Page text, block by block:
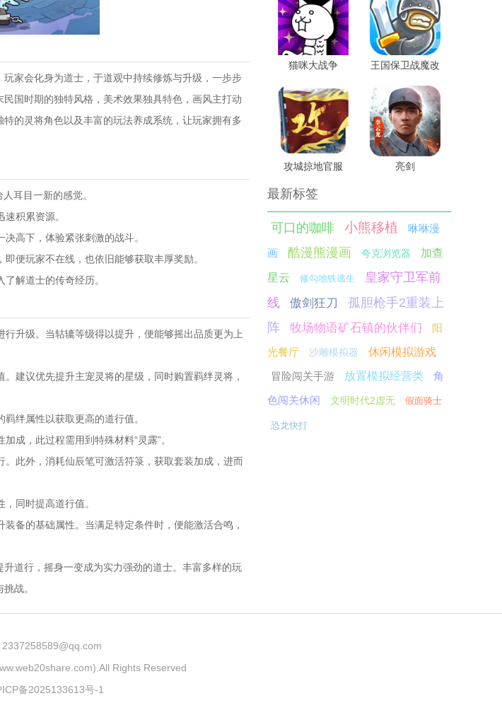
家会化身为道士，于道观中持续修炼与升级，一步步
国时期的独特风格，美术效果独具特色，画风主打动
的灵将角色以及丰富的玩法养成系统，让玩家拥有多
耳目一新的感觉。
积累资源。
高下，体验紧张刺激的战斗。
便玩家不在线，也依旧能够获取丰厚奖励。
解道士的传奇经历。
升级。当轱辘等级得以提升，便能够摇出品质更为上
建议优先提升主宠灵将的星级，同时购置羁绊灵将，
绊属性以获取更高的道行值。
成，此过程需用到特殊材料“灵露”。
此外，消耗仙辰笔可激活符箓，获取套装加成，进而
同时提高道行值。
备的基础属性。当满足特定条件时，便能激活合鸣，
道行，摇身一变成为实力强劲的道士。丰富多样的玩
战。
猫咪大战争
王国保卫战魔改
攻城掠地官服 亮剑
最新标签
可口的咖啡 小熊移植 咻咻漫
画 酷漫熊漫画 夸克浏览器 加查
星云 修勾地铁逃生
皇家守卫军前
线
傲剑狂刀
孤胆枪手2重装上
阵
牧场物语矿石镇的伙伴们
阳
光餐厅
沙雕模拟器
休闲模拟游戏
冒险闯关手游
放置模拟经营类
角
色闯关休闲
文明时代2虚无 假面骑士
恐龙快打
.All Rights Reserved
备2025133613号-1